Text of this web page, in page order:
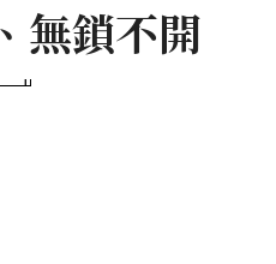
無鎖不開